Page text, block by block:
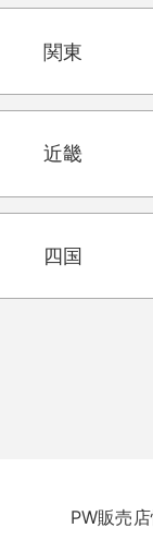
関東
近畿
四国
PW販売